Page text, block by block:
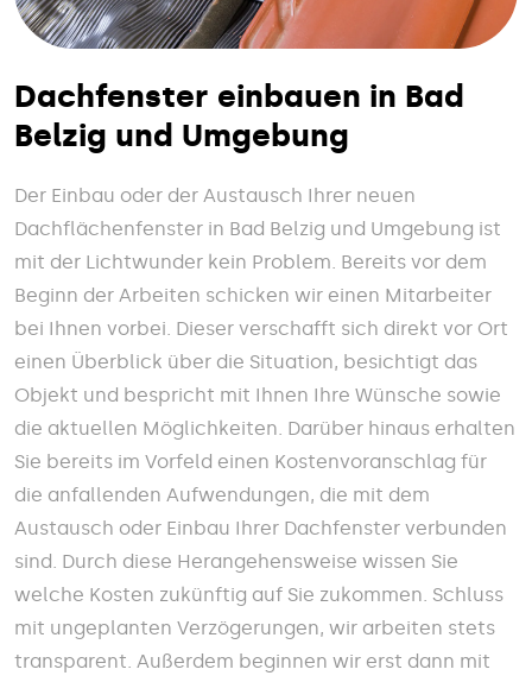
Dachfenster einbauen in Bad
Belzig und Umgebung
Der Einbau oder der Austausch Ihrer neuen
Dachflächenfenster in Bad Belzig und Umgebung ist
mit der Lichtwunder kein Problem. Bereits vor dem
Beginn der Arbeiten schicken wir einen Mitarbeiter
bei Ihnen vorbei. Dieser verschafft sich direkt vor Ort
einen Überblick über die Situation, besichtigt das
Objekt und bespricht mit Ihnen Ihre Wünsche sowie
die aktuellen Möglichkeiten. Darüber hinaus erhalten
Sie bereits im Vorfeld einen Kostenvoranschlag für
die anfallenden Aufwendungen, die mit dem
Austausch oder Einbau Ihrer Dachfenster verbunden
sind. Durch diese Herangehensweise wissen Sie
welche Kosten zukünftig auf Sie zukommen. Schluss
mit ungeplanten Verzögerungen, wir arbeiten stets
transparent. Außerdem beginnen wir erst dann mit